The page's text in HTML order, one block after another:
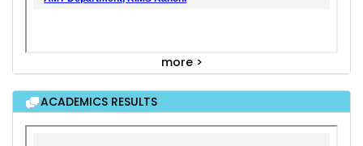
more >
ACADEMICS RESULTS